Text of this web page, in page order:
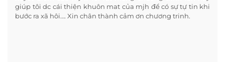
giúp tôi dc cái thiện khuôn mat của mjh để có sự tự tin khi
bước ra xã hôi…. Xin chân thành cảm ơn chương trinh.